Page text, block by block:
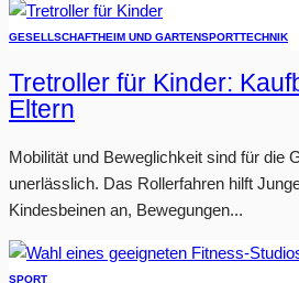
GESELLSCHAFTHEIM UND GARTENSPORTTECHNIK
Tretroller für Kinder:
Eltern
Mobilität und Beweglichkeit sind für die
unerlässlich. Das Rollerfahren hilft
Kindesbeinen an, Bewegungen...
SPORT